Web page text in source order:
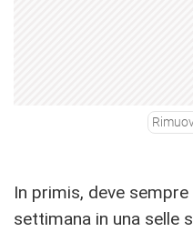
In primis, deve sempre
settimana in una selle